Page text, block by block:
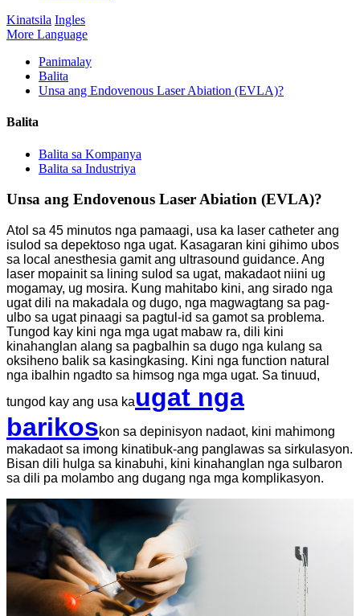
Kinatsila Ingles
More Language
Panimalay
Balita
Unsa ang Endovenous Laser Abiation (EVLA)?
Balita
Balita sa Kompanya
Balita sa Industriya
Unsa ang Endovenous Laser Abiation (EVLA)?
Atol sa 45 minutos nga pamaagi, usa ka laser catheter ang
isulod sa depektoso nga ugat. Kasagaran kini gihimo ubos
sa local anesthesia gamit ang ultrasound guidance. Ang
laser mopainit sa lining sulod sa ugat, makadaot niini ug
mogamay, ug mosira. Kung mahitabo kini, ang sirado nga
ugat dili na makadala og dugo, nga magwagtang sa pag-
ulbo sa ugat pinaagi sa pagtul-id sa gamot sa problema.
Tungod kay kini nga mga ugat mabaw ra, dili kini
kinahanglan alang sa pagbalhin sa dugo nga kulang sa
oksiheno balik sa kasingkasing. Kini nga function natural
nga ibalhin ngadto sa himsog nga mga ugat. Sa tinuud,
tungod kay ang usa kaugat nga
barikoskon sa depinisyon nadaot, kini mahimong
makadaot sa imong kinatibuk-ang panglawas sa sirkulasyon.
Bisan dili hulga sa kinabuhi, kini kinahanglan nga sulbaron
sa dili pa molambo ang dugang nga mga komplikasyon.